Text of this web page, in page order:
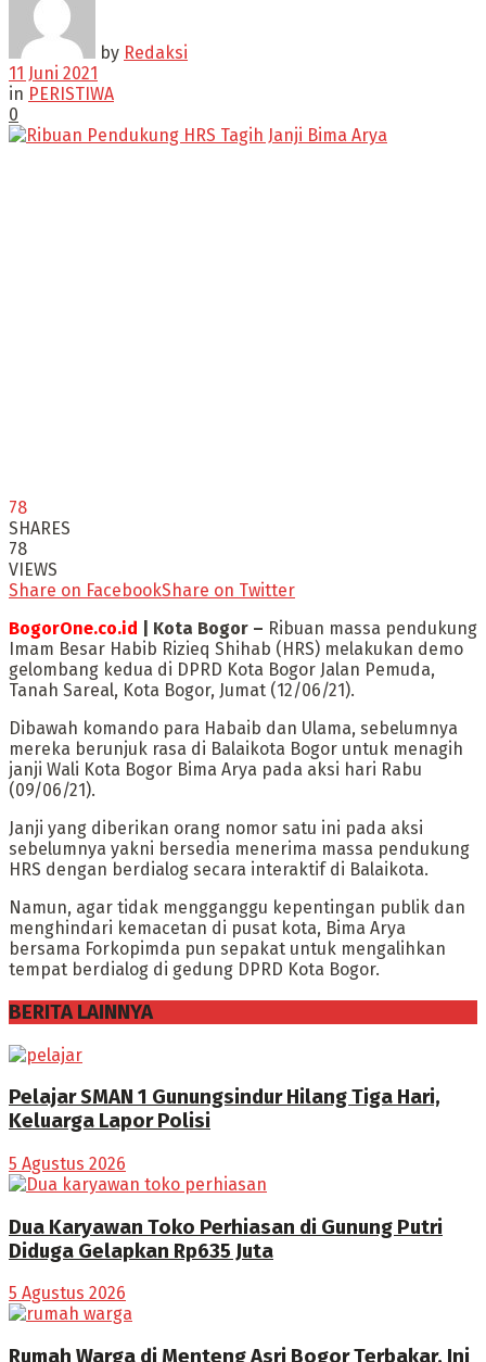
by Redaksi
11 Juni 2021
in PERISTIWA
0
78
SHARES
78
VIEWS
Share on FacebookShare on Twitter
BogorOne.co.id
| Kota Bogor – Ribuan massa pendukung
Imam Besar Habib Rizieq Shihab (HRS) melakukan demo
gelombang kedua di DPRD Kota Bogor Jalan Pemuda,
Tanah Sareal, Kota Bogor, Jumat (12/06/21).
Dibawah komando para Habaib dan Ulama, sebelumnya
mereka berunjuk rasa di Balaikota Bogor untuk menagih
janji Wali Kota Bogor Bima Arya pada aksi hari Rabu
(09/06/21).
Janji yang diberikan orang nomor satu ini pada aksi
sebelumnya yakni bersedia menerima massa pendukung
HRS dengan berdialog secara interaktif di Balaikota.
Namun, agar tidak mengganggu kepentingan publik dan
menghindari kemacetan di pusat kota, Bima Arya
bersama Forkopimda pun sepakat untuk mengalihkan
tempat berdialog di gedung DPRD Kota Bogor.
BERITA LAINNYA
Pelajar SMAN 1 Gunungsindur Hilang Tiga Hari,
Keluarga Lapor Polisi
5 Agustus 2026
Dua Karyawan Toko Perhiasan di Gunung Putri
Diduga Gelapkan Rp635 Juta
5 Agustus 2026
Rumah Warga di Menteng Asri Bogor Terbakar, Ini